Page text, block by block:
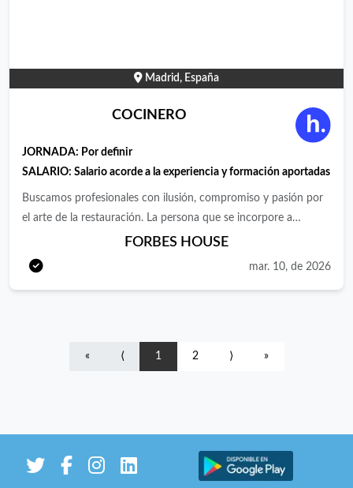
valorar según experiencia. 📩 Interesados/as enviar CV para más
información sobre salario y condiciones.
Madrid, España
COCINERO
JORNADA: Por definir
SALARIO: Salario acorde a la experiencia y formación aportadas
Buscamos profesionales con ilusión, compromiso y pasión por
el arte de la restauración. La persona que se incorpore a
trabajar con nosotros debe tener ganas de crecer
profesionalmente dentro de Forbes House e inquietudes por la
laboral nueva en un enclave único.Funciones:Gestionar un
cargo.Asegurarse que todos los platos que se van a servir
cumplen con los requisitos de calidad y presentación que se
espera según el tipo de restaurante.Promover una metodología
FORBES HOUSE
mar. 10, de 2026
« ⟨ 1 2 ⟩ »